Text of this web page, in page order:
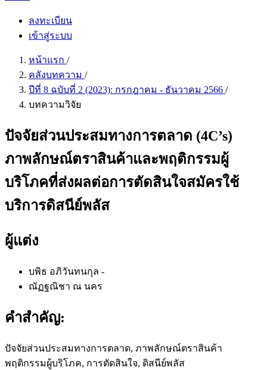
ลงทะเบียน
เข้าสู่ระบบ
หน้าแรก /
คลังบทความ /
ปีที่ 8 ฉบับที่ 2 (2023): กรกฎาคม - ธันวาคม 2566 /
บทความวิจัย
ปัจจัยส่วนประสมทางการตลาด (4C’s)
ภาพลักษณ์ตราสินค้าและพฤติกรรมผู้
บริโภคที่ส่งผลต่อการตัดสินใจสมัครใช้
บริการดิสนีย์พลัส
ผู้แต่ง
บพิธ อภิวันทนกุล -
ณัฏฐณิชา ณ นคร
คำสำคัญ:
ปัจจัยส่วนประสมทางการตลาด, ภาพลักษณ์ตราสินค้า
พฤติกรรมผู้บริโภค, การตัดสินใจ, ดิสนีย์พลัส